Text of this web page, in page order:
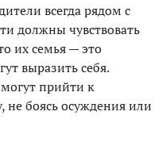
всегда рядом с
должны чувствовать
их семья — это
выразить себя.
прийти к
боясь осуждения или